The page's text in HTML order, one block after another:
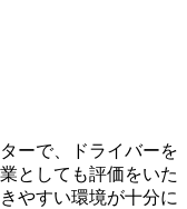
ーで、ドライバーを
としても評価をいた
やすい環境が十分に